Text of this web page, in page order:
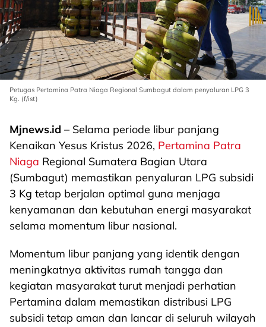
Petugas Pertamina Patra Niaga Regional Sumbagut dalam penyaluran LPG 3
Kg. (f/ist)
Mjnews.id – Selama periode libur panjang
Kenaikan Yesus Kristus 2026, Pertamina Patra
Niaga Regional Sumatera Bagian Utara
(Sumbagut) memastikan penyaluran LPG subsidi
3 Kg tetap berjalan optimal guna menjaga
kenyamanan dan kebutuhan energi masyarakat
selama momentum libur nasional.
Momentum libur panjang yang identik dengan
meningkatnya aktivitas rumah tangga dan
kegiatan masyarakat turut menjadi perhatian
Pertamina dalam memastikan distribusi LPG
subsidi tetap aman dan lancar di seluruh wilayah